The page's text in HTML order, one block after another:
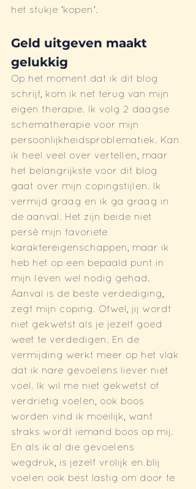
het stukje ‘kopen’.
Geld uitgeven maakt
gelukkig
Op het moment dat ik dit blog
schrijf, kom ik net terug van mijn
eigen therapie. Ik volg 2 daagse
schematherapie voor mijn
persoonlijkheidsproblematiek. Kan
ik heel veel over vertellen, maar
het belangrijkste voor dit blog
gaat over mijn copingstijlen. Ik
vermijd graag en ik ga graag in
de aanval. Het zijn beide niet
persé mijn favoriete
karaktereigenschappen, maar ik
heb het op een bepaald punt in
mijn leven wel nodig gehad.
Aanval is de beste verdediging,
zegt mijn coping. Ofwel, jij wordt
niet gekwetst als je jezelf goed
weet te verdedigen. En de
vermijding werkt meer op het vlak
dat ik nare gevoelens liever niet
voel. Ik wil me niet gekwetst of
verdrietig voelen, ook boos
worden vind ik moeilijk, want
straks wordt iemand boos op mij.
En als ik al die gevoelens
wegdruk, is jezelf vrolijk en blij
voelen ook best lastig om door te